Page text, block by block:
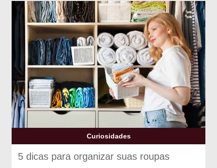
Curiosidades
5 dicas para organizar suas roupas